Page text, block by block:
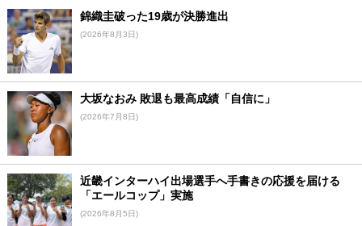
錦織圭破った19歳が決勝進出
(2026年8月3日)
大坂なおみ 敗退も最高成績「自信に」
(2026年7月8日)
近畿インターハイ出場選手へ手書きの応援を届ける
「エールコップ」実施
(2026年8月5日)